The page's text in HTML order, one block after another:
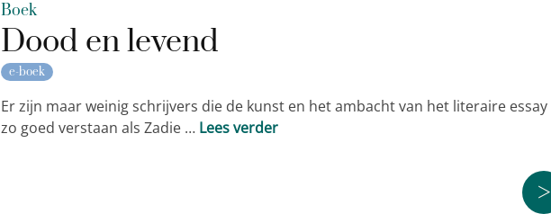
Boek
Dood en levend
e-boek
Er zijn maar weinig schrijvers die de kunst en het ambacht van het literaire essay
zo goed verstaan als Zadie … Lees verder
>